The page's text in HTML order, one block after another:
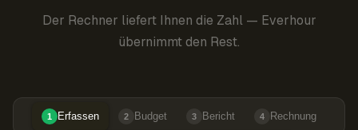
Der Rechner liefert Ihnen die Zahl — Everhour
übernimmt den Rest.
1 Erfassen 2 Budget 3 Bericht 4 Rechnung